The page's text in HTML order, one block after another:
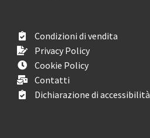
Condizioni di vendita
Privacy Policy
Cookie Policy
Contatti
Dichiarazione di accessibilità